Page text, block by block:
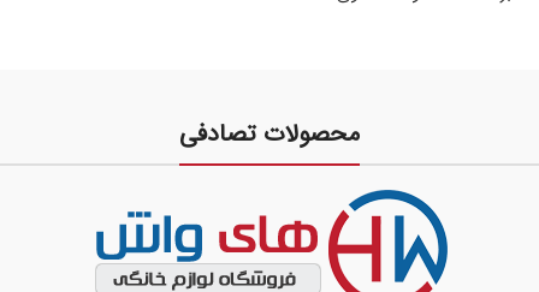
محصولات تصادفی